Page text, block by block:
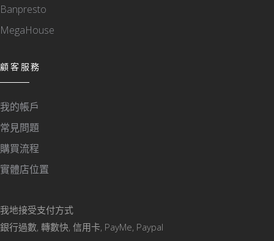
Banpresto
MegaHouse
顧客服務
我的帳戶
常見問題
購買流程
實體店位置
我地接受支付方式
銀行過數, 轉數快, 信用卡, PayMe, Paypal